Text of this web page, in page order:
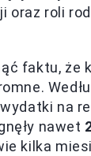
oraz roli
faktu, że
na
nawet
kilka